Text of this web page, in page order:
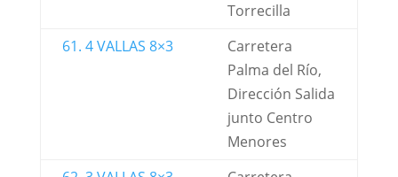
Torrecilla
61. 4 VALLAS 8×3
Carretera
Palma del Río,
Dirección Salida
junto Centro
Menores